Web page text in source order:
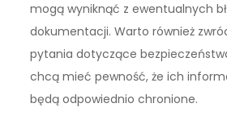
mogą wyniknąć z ewentualnych
dokumentacji. Warto również
pytania dotyczące
chcą mieć pewność, że ich
będą odpowiednio chronione.